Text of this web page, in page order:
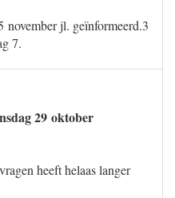
november jl. geïnformeerd.3
7.
29 oktober
heeft helaas langer